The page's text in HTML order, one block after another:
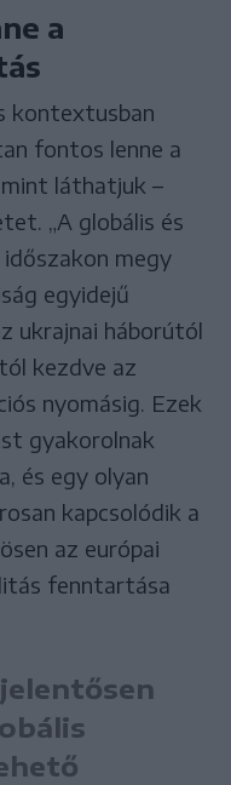
a
kontextusban
fontos lenne a
láthatjuk –
„A globális és
megy
egyidejű
ukrajnai háborútól
kezdve az
nyomásig. Ezek
gyakorolnak
és egy olyan
kapcsolódik a
az európai
fenntartása